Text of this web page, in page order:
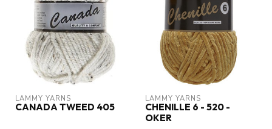
LAMMY YARNS
CANADA TWEED 405
LAMMY YARNS
CHENILLE 6 - 520 -
OKER